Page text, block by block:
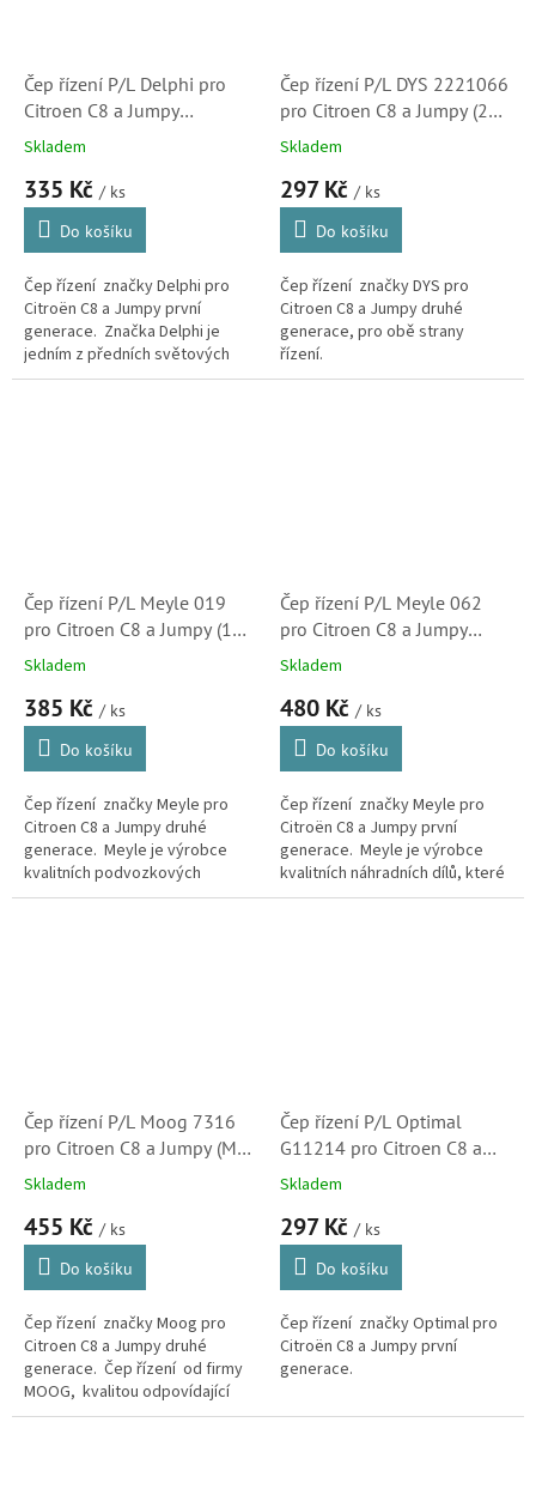
Čep řízení P/L Delphi pro
Citroen C8 a Jumpy
(TA2058, 405912)
Skladem
335 Kč / ks
Do košíku
Čep řízení značky Delphi pro
Citroën C8 a Jumpy první
generace. Značka Delphi je
jedním z předních světových
dodavatelů do prvovýroby
Čep řízení P/L DYS 2221066
pro Citroen C8 a Jumpy (22-
21066, 3814A5, 381773)
Skladem
297 Kč / ks
Do košíku
Čep řízení značky DYS pro
Citroen C8 a Jumpy druhé
generace, pro obě strany
řízení.
Čep řízení P/L Meyle 019
pro Citroen C8 a Jumpy (11-
160200019, 3814A5,
Skladem
385 Kč / ks
Do košíku
Čep řízení značky Meyle pro
Citroen C8 a Jumpy druhé
generace. Meyle je výrobce
kvalitních podvozkových
náhradních dílů, které nejen, že
Čep řízení P/L Meyle 062
pro Citroen C8 a Jumpy
(2160200062, 405912)
Skladem
480 Kč / ks
Do košíku
Čep řízení značky Meyle pro
Citroën C8 a Jumpy první
generace. Meyle je výrobce
kvalitních náhradních dílů, které
nejen, že se kvalitou vyrovnají
Čep řízení P/L Moog 7316
pro Citroen C8 a Jumpy (MG
CI-ES-7316, 3814A5,
Skladem
455 Kč / ks
Do košíku
Čep řízení značky Moog pro
Citroen C8 a Jumpy druhé
generace. Čep řízení od firmy
MOOG, kvalitou odpovídající
originálu. Značka zaručující
Čep řízení P/L Optimal
G11214 pro Citroen C8 a
Jumpy (G1-1214,405912)
Skladem
297 Kč / ks
Do košíku
Čep řízení značky Optimal pro
Citroën C8 a Jumpy první
generace.